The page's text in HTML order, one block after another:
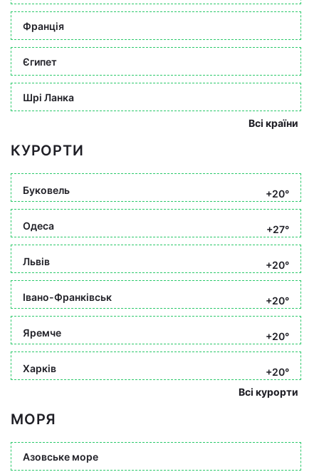
Франція
Єгипет
Шрі Ланка
Всі країни
КУРОРТИ
Буковель +20°
Одеса +27°
Львів +20°
Івано-Франківськ +20°
Яремче +20°
Харків
+20°
Всі курорти
МОРЯ
Азовське море